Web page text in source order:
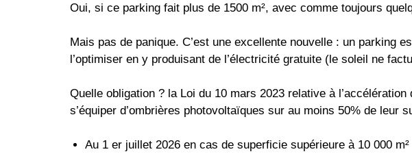
Oui, si ce parking fait plus de 1500 m², avec comme toujours
Mais pas de panique. C’est une excellente nouvelle : un parking
l’optimiser en y produisant de l’électricité gratuite (le soleil ne
Quelle obligation ? la Loi du 10 mars 2023 relative à
s’équiper d’ombrières photovoltaïques sur au moins 50% de leur
Au 1 er juillet 2026 en cas de superficie supérieure à 10 000 m²